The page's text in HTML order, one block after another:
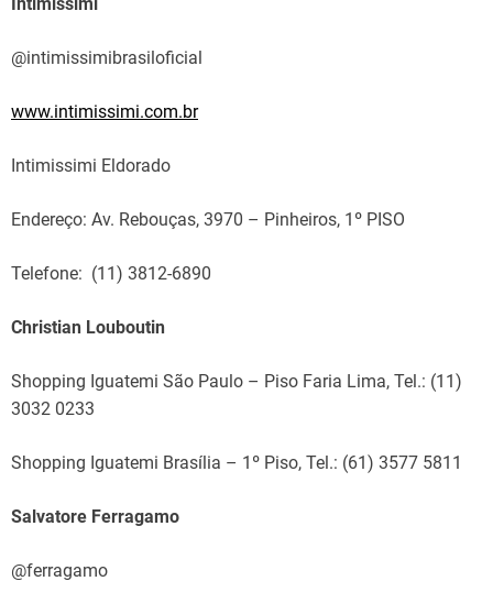
@intimissimibrasiloficial
www.intimissimi.com.br
Intimissimi Eldorado
Endereço: Av. Rebouças, 3970 – Pinheiros, 1º PISO
Telefone: (11) 3812-6890
Christian Louboutin
Shopping Iguatemi São Paulo – Piso Faria Lima, Tel.: (11)
3032 0233
Shopping Iguatemi Brasília – 1º Piso, Tel.: (61) 3577 5811
Salvatore Ferragamo
@ferragamo